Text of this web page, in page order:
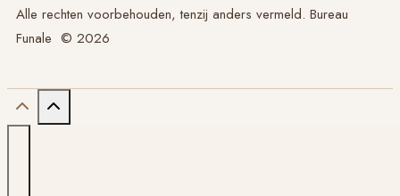
Alle rechten voorbehouden, tenzij anders vermeld. Bureau
Funale © 2026